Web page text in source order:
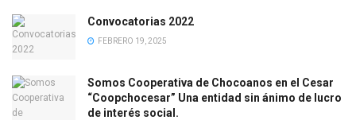
Convocatorias 2022
FEBRERO 19, 2025
Somos Cooperativa de Chocoanos en el Cesar
“Coopchocesar” Una entidad sin ánimo de lucro
de interés social.